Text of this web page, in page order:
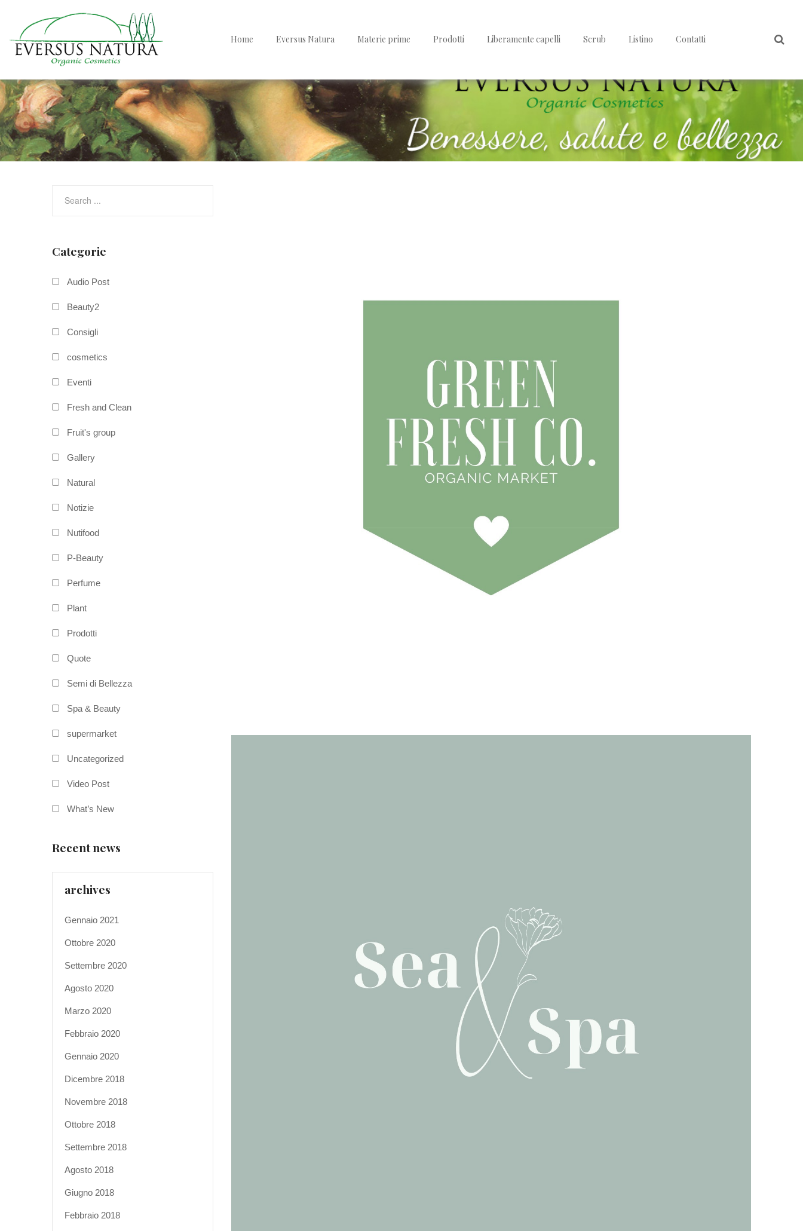
Home Eversus Natura Materie prime Prodotti Liberamente capelli Scrub Listino Contatti
Categorie
Audio Post
Beauty2
Consigli
cosmetics
Eventi
Fresh and Clean
Fruit's group
Gallery
Natural
Notizie
Nutifood
P-Beauty
Perfume
Plant
Prodotti
Quote
Semi di Bellezza
Spa & Beauty
supermarket
Uncategorized
Video Post
What’s New
Recent news
archives
Gennaio 2021
Ottobre 2020
Settembre 2020
Agosto 2020
Marzo 2020
Febbraio 2020
Gennaio 2020
Dicembre 2018
Novembre 2018
Ottobre 2018
Settembre 2018
Agosto 2018
Giugno 2018
Febbraio 2018